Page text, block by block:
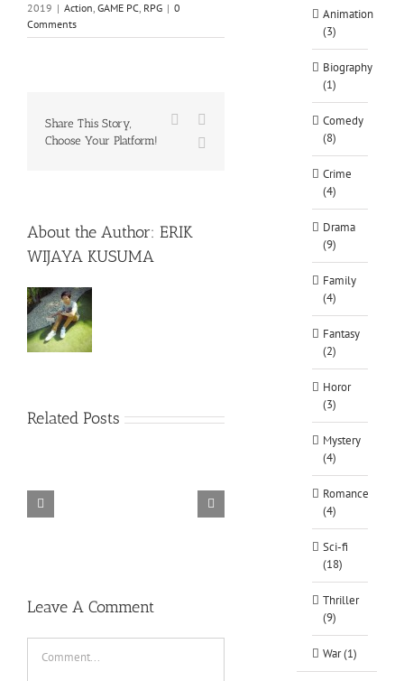
2019 | Action, GAME PC, RPG | 0
Comments
Share This Story,
Choose Your Platform!
Facebook
About the Author: ERIK
WIJAYA KUSUMA
Related Posts Six
Leave A Comment
Animation
(3)
Biography
(1)
Comedy
(8)
Crime
(4)
Drama
(9)
Family
(4)
Fantasy
(2)
Horor
(3)
Mystery
(4)
Romance
(4)
Sci-fi
(18)
Thriller
(9)
War (1)